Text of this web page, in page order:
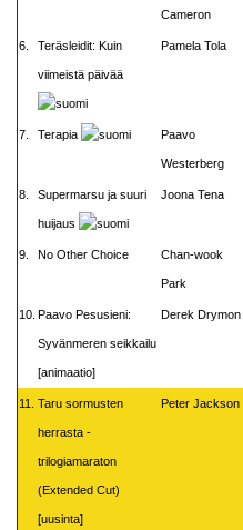
Cameron
6. Teräsleidit: Kuin
viimeistä päivää
Pamela Tola
7. Terapia Paavo
Westerberg
8. Supermarsu ja suuri
huijaus
Joona Tena
9. No Other Choice Chan-wook
Park
10. Paavo Pesusieni:
Syvänmeren seikkailu
[animaatio]
Derek Drymon
11. Taru sormusten
herrasta -
trilogiamaraton
(Extended Cut)
[uusinta]
Peter Jackson